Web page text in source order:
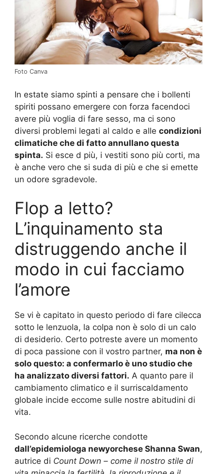
Foto Canva
In estate siamo spinti a pensare che i bollenti
spiriti possano emergere con forza facendoci
avere più voglia di fare sesso, ma ci sono
diversi problemi legati al caldo e alle condizioni
climatiche che di fatto annullano questa
spinta. Si esce d più, i vestiti sono più corti, ma
è anche vero che si suda di più e che si emette
un odore sgradevole.
Flop a letto?
L’inquinamento sta
distruggendo anche il
modo in cui facciamo
l’amore
Se vi è capitato in questo periodo di fare cilecca
sotto le lenzuola, la colpa non è solo di un calo
di desiderio. Certo potreste avere un momento
di poca passione con il vostro partner, ma non è
solo questo: a confermarlo è uno studio che
ha analizzato diversi fattori. A quanto pare il
cambiamento climatico e il surriscaldamento
globale incide eccome sulle nostre abitudini di
vita.
Secondo alcune ricerche condotte
dall’epidemiologa newyorchese Shanna Swan,
autrice di Count Down – come il nostro stile di